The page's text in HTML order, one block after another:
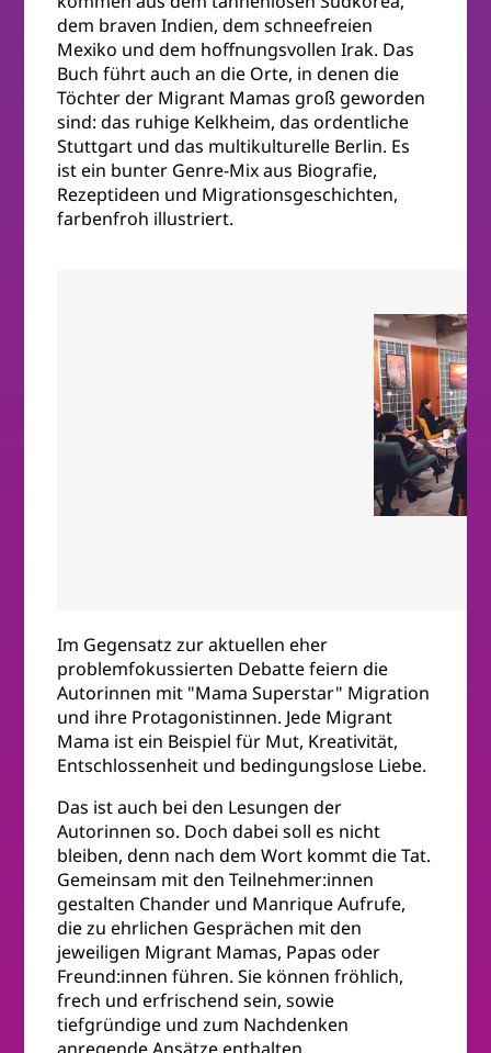
dem braven Indien, dem schneefreien
Mexiko und dem hoffnungsvollen Irak. Das
Buch führt auch an die Orte, in denen die
Töchter der Migrant Mamas groß geworden
sind: das ruhige Kelkheim, das ordentliche
Stuttgart und das multikulturelle Berlin. Es
ist ein bunter Genre-Mix aus Biografie,
Rezeptideen und Migrationsgeschichten,
farbenfroh illustriert.
Im Gegensatz zur aktuellen eher
problemfokussierten Debatte feiern die
Autorinnen mit "Mama Superstar" Migration
und ihre Protagonistinnen. Jede Migrant
Mama ist ein Beispiel für Mut, Kreativität,
Entschlossenheit und bedingungslose Liebe.
Das ist auch bei den Lesungen der
Autorinnen so. Doch dabei soll es nicht
bleiben, denn nach dem Wort kommt die Tat.
Gemeinsam mit den Teilnehmer:innen
gestalten Chander und Manrique Aufrufe,
die zu ehrlichen Gesprächen mit den
jeweiligen Migrant Mamas, Papas oder
Freund:innen führen. Sie können fröhlich,
frech und erfrischend sein, sowie
tiefgründige und zum Nachdenken